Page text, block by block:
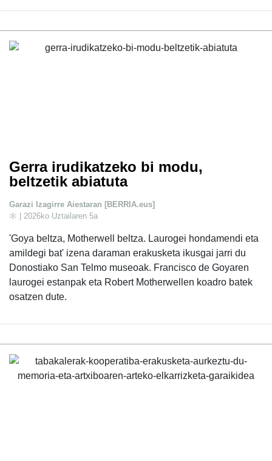
Gerra irudikatzeko bi modu,
beltzetik abiatuta
Garazi Izagirre Aiestaran [BERRIA.eus]
| 2026ko Uztailaren 5a
'Goya beltza, Motherwell beltza. Laurogei hondamendi eta
amildegi bat' izena daraman erakusketa ikusgai jarri du
Donostiako San Telmo museoak. Francisco de Goyaren
laurogei estanpak eta Robert Motherwellen koadro batek
osatzen dute.